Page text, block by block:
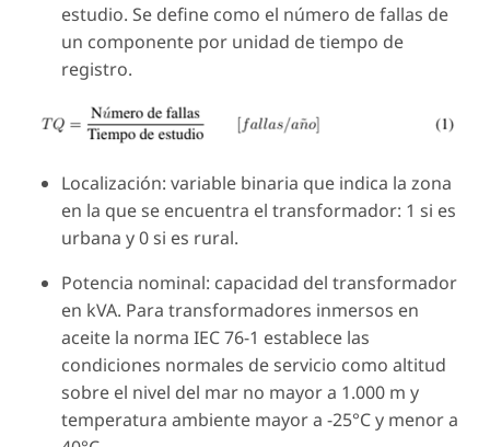
estudio. Se define como el número de fallas de
un componente por unidad de tiempo de
registro.
Localización: variable binaria que indica la zona
en la que se encuentra el transformador: 1 si es
urbana y 0 si es rural.
Potencia nominal: capacidad del transformador
en kVA. Para transformadores inmersos en
aceite la norma IEC 76-1 establece las
condiciones normales de servicio como altitud
sobre el nivel del mar no mayor a 1.000 m y
temperatura ambiente mayor a -25°C y menor a